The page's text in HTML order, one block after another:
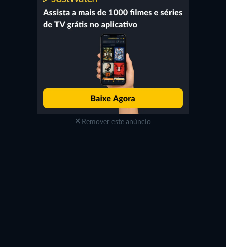
Remover este anúncio